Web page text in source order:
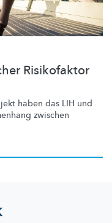
Risikofaktor
haben das LIH und
zwischen